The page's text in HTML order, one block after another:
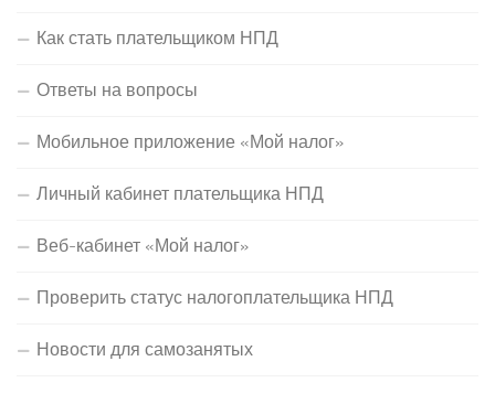
Как стать плательщиком НПД
Ответы на вопросы
Мобильное приложение «Мой налог»
Личный кабинет плательщика НПД
Веб-кабинет «Мой налог»
Проверить статус налогоплательщика НПД
Новости для самозанятых